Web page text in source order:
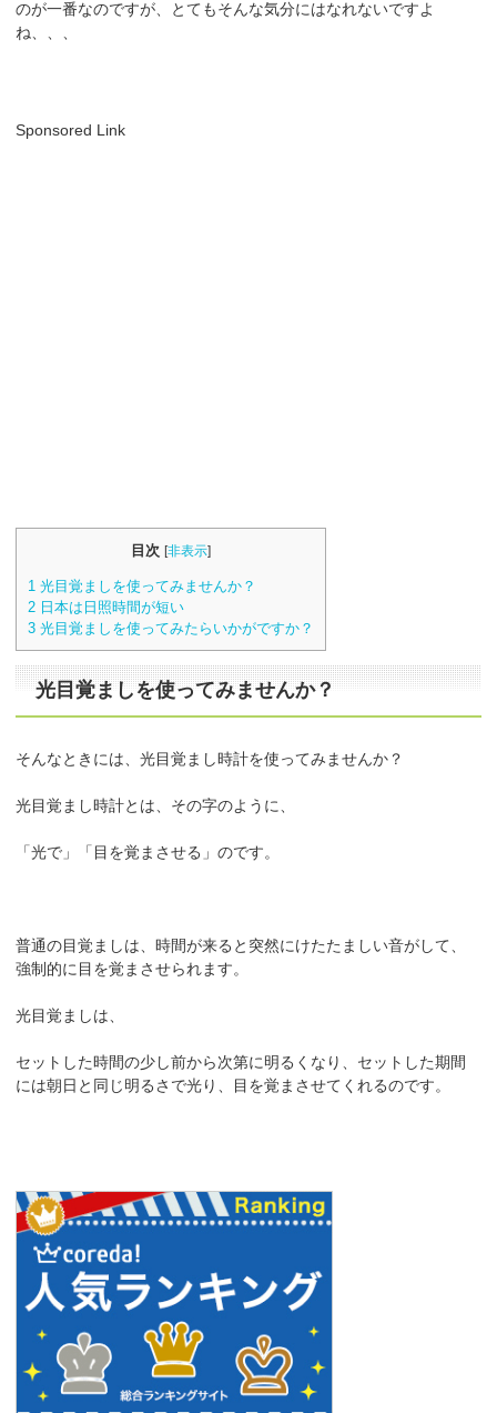
のが一番なのですが、とてもそんな気分にはなれないですよ
ね、、、
Sponsored Link
目次 [非表示]
1 光目覚ましを使ってみませんか？
2 日本は日照時間が短い
3 光目覚ましを使ってみたらいかがですか？
光目覚ましを使ってみませんか？
そんなときには、光目覚まし時計を使ってみませんか？
光目覚まし時計とは、その字のように、
「光で」「目を覚まさせる」のです。
普通の目覚ましは、時間が来ると突然にけたたましい音がして、
強制的に目を覚まさせられます。
光目覚ましは、
セットした時間の少し前から次第に明るくなり、セットした期間
には朝日と同じ明るさで光り、目を覚まさせてくれるのです。